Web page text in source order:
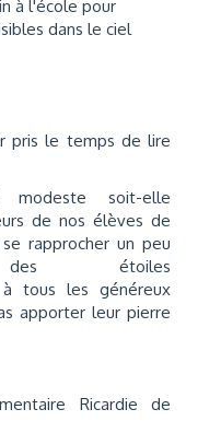
à l'école pour
dans le ciel
pris le temps de lire
modeste soit-elle
de nos élèves de
rapprocher un peu
étoiles
tous les généreux
apporter leur pierre
Ricardie de